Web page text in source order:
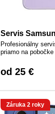
Servis
Profesionálny
priamo na
od 25 €
Záruka 2 roky